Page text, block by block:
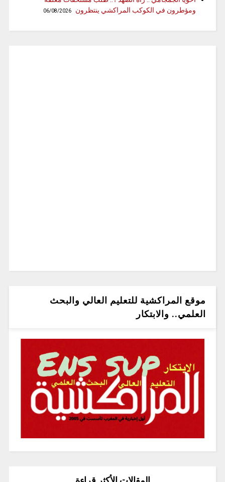
ومؤطرون في الكوكب المراكشي ينتظرون
06/08/2026
موقع المراكشية للتعليم العالي والبحث
العلمي.. والابتكار